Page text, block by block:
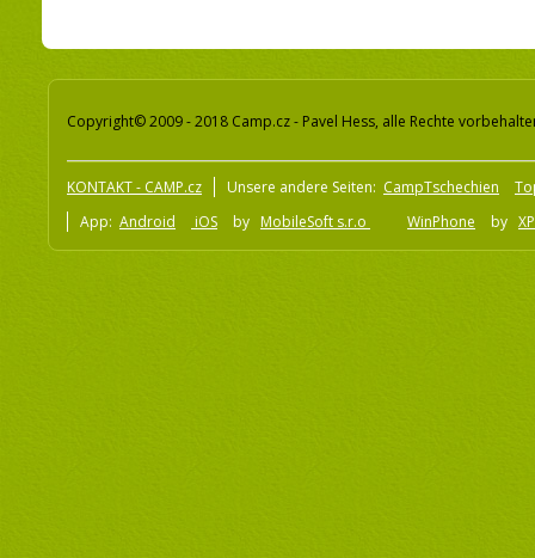
Copyright© 2009 - 2018 Camp.cz - Pavel Hess, alle Rechte
KONTAKT - CAMP.cz Unsere andere Seiten: CampTschechien
App: Android iOS by MobileSoft s.r.o WinPhone by